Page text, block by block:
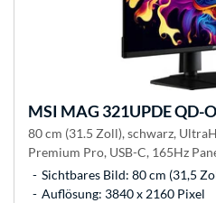
MSI MAG 321UPDE QD-
80 cm (31.5 Zoll), schwarz,
Premium Pro, USB-C, 165Hz
Sichtbares Bild: 80 cm (31,5
Auflösung: 3840 x 2160 Pixel